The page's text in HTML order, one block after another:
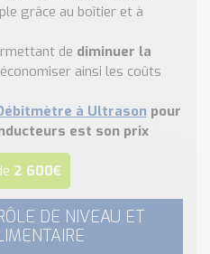
grâce au boîtier et à
de diminuer la
ainsi les coûts
à Ultrason pour
est son prix
2 600€
DE NIVEAU ET